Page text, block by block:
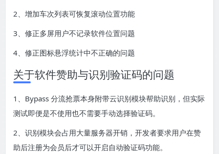
2、增加车次列表可恢复滚动位置功能
3、修正多屏用户不记录软件位置问题
4、修正图标悬浮统计中不正确的问题
关于软件赞助与识别验证码的问题
1、Bypass 分流抢票本身附带云识别模块帮助识别，但实际
测试即便是不使用也不需要手动选择验证码。
2、识别模块会占用大量服务器开销，开发者要求用户在赞
助后注册为会员后才可以开启自动验证码功能。